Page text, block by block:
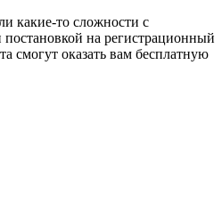
какие-то сложности с
на регистрационный
смогут оказать вам бесплатную